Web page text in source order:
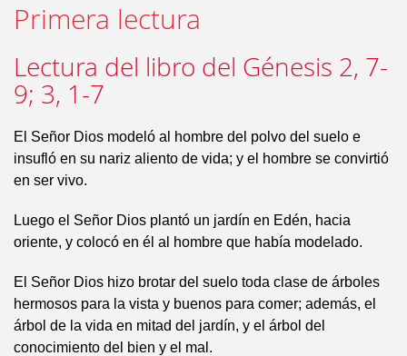
Primera lectura
Lectura del libro del Génesis 2, 7-
9; 3, 1-7
El Señor Dios modeló al hombre del polvo del suelo e
insufló en su nariz aliento de vida; y el hombre se convirtió
en ser vivo.
Luego el Señor Dios plantó un jardín en Edén, hacia
oriente, y colocó en él al hombre que había modelado.
El Señor Dios hizo brotar del suelo toda clase de árboles
hermosos para la vista y buenos para comer; además, el
árbol de la vida en mitad del jardín, y el árbol del
conocimiento del bien y el mal.